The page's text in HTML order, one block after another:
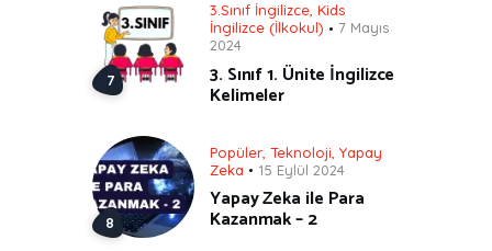
3.Sınıf İngilizce, Kids
İngilizce (İlkokul)
7 Mayıs
2024
3. Sınıf 1. Ünite İngilizce
Kelimeler
Popüler Teknoloji Yapay
Zeka
15 Eylül 2024
Yapay Zeka ile Para
Kazanmak – 2